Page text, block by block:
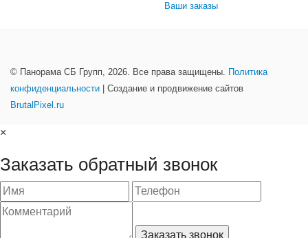
Ваши заказы
© Панорама СБ Групп, 2026. Все права защищены. Политика
конфиденциальности | Создание и продвижение сайтов
BrutalPixel.ru
×
Заказать обратный звонок